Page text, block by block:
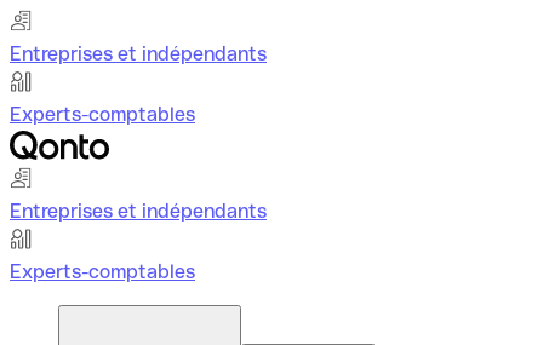
Entreprises et indépendants
Experts-comptables
Entreprises et indépendants
Experts-comptables